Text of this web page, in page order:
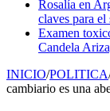
Rosalía en
claves para
Examen
Candela
INICIO/POLITICA
cambiario es una